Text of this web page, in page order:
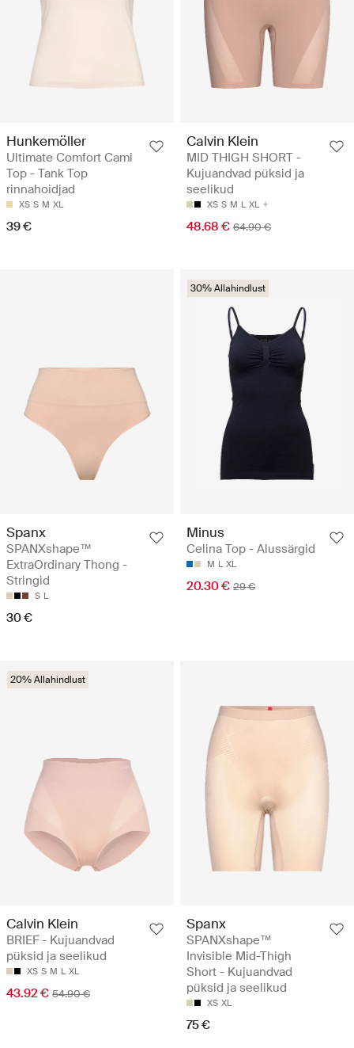
Hunkemöller
Ultimate Comfort Cami
Top - Tank Top
rinnahoidjad
XS S M XL
39 €
Calvin Klein
MID THIGH SHORT -
Kujuandvad püksid ja
seelikud
XS S M L XL
48.68 € 64.90 €
Spanx
SPANXshape™
ExtraOrdinary Thong -
Stringid
S L
30 €
30% Allahindlust
Minus
Celina Top - Alussärgid
M L XL
20.30 € 29 €
20% Allahindlust
Calvin Klein
BRIEF - Kujuandvad
püksid ja seelikud
XS S M L XL
43.92 € 54.90 €
Spanx
SPANXshape™
Invisible Mid-Thigh
Short - Kujuandvad
püksid ja seelikud
XS XL
75 €